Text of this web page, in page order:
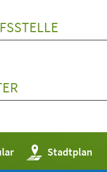
Stadtplan
(Öffnet
in